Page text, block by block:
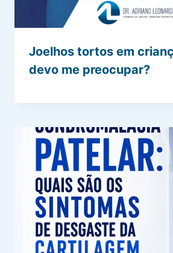
Joelhos tortos em
devo me preocupar?